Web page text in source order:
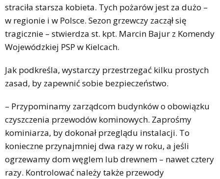
straciła starsza kobieta. Tych pożarów jest za dużo –
w regionie i w Polsce. Sezon grzewczy zaczął się
tragicznie – stwierdza st. kpt. Marcin Bajur z Komendy
Wojewódzkiej PSP w Kielcach.
Jak podkreśla, wystarczy przestrzegać kilku prostych
zasad, by zapewnić sobie bezpieczeństwo.
– Przypominamy zarządcom budynków o obowiązku
czyszczenia przewodów kominowych. Zaprośmy
kominiarza, by dokonał przeglądu instalacji. To
konieczne przynajmniej dwa razy w roku, a jeśli
ogrzewamy dom węglem lub drewnem – nawet cztery
razy. Kontrolować należy także przewody